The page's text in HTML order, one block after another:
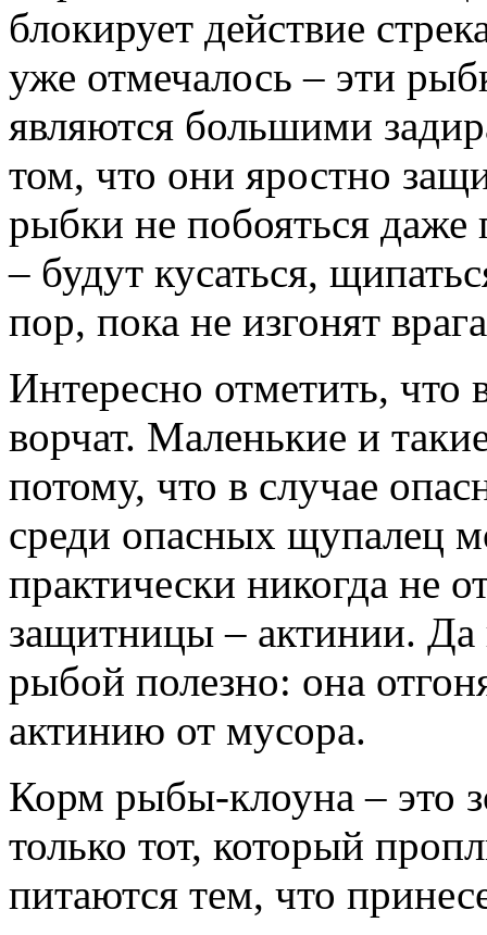
блокирует действие
уже отмечалось – эти
являются большими
том, что они яростно
рыбки не побояться даже
– будут кусаться,
пор, пока не изгонят
Интересно отметить, что
ворчат. Маленькие и
потому, что в случае
среди опасных щупалец
практически никогда не
защитницы – актинии. Да
рыбой полезно: она
актинию от мусора.
Корм рыбы-клоуна – это
только тот, который
питаются тем, что